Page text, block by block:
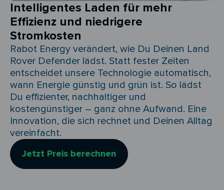
Intelligentes Laden für mehr
Effizienz und niedrigere
Stromkosten
Rabot Energy verändert, wie Du Deinen Land
Rover Defender lädst. Statt fester Zeiten
entscheidet unsere Technologie automatisch,
wann Energie günstig und grün ist. So lädst
Du effizienter, nachhaltiger und
kostengünstiger – ganz ohne Aufwand. Eine
Innovation, die sich rechnet und Deinen Alltag
vereinfacht.
Jetzt Preis berechnen